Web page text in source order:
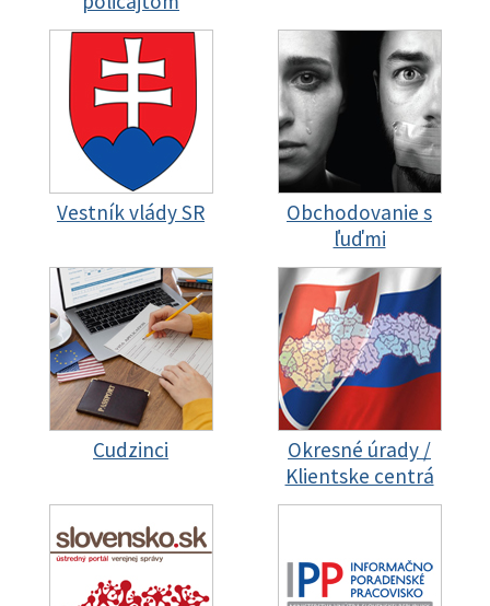
Vestník vlády SR
Obchodovanie s
ľuďmi
Cudzinci
Okresné úrady /
Klientske centrá